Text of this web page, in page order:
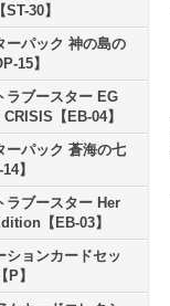
30】
ーパック 神の島の
15】
ラブースター EG
【EB-04】
ーパック 蒼海の七
】
ラブースター Her
【EB-03】
ションカードセッ
P】